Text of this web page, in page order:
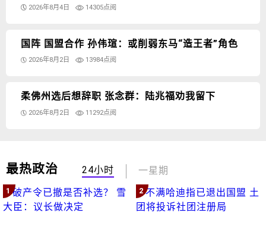
2026年8月4日 14305点阅
国阵 国盟合作 孙伟瑄：或削弱东马“造王者”角色
2026年8月2日 13984点阅
柔佛州选后想辞职 张念群：陆兆福劝我留下
2026年8月2日 11292点阅
最热政治 24小时 一星期
1 2